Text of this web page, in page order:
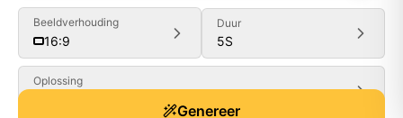
Beeldverhouding
16:9
Duur
5S
Oplossing
Genereer
Generate